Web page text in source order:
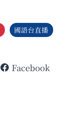
國語台直播
Facebook